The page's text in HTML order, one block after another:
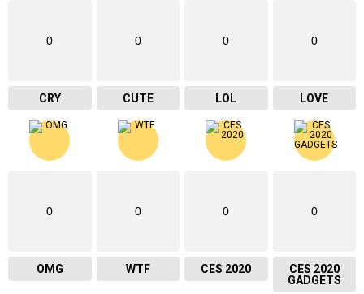
0
CRY
0
CUTE
0
LOL
0
LOVE
0
OMG
0
WTF
0
CES 2020
0
CES 2020
GADGETS